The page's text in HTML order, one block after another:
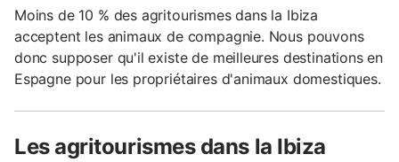
Moins de 10 % des agritourismes dans la Ibiza
acceptent les animaux de compagnie. Nous pouvons
donc supposer qu'il existe de meilleures destinations en
Espagne pour les propriétaires d'animaux domestiques.
Les agritourismes dans la Ibiza